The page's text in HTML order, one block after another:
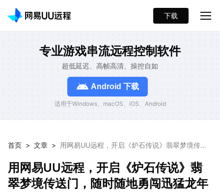
下载
专业游戏串流远程控制软件
超低延迟、高帧高清、操控自如
Android 下载
适用于Windows、macOS、iOS、Android
首页 > 文章 >
用网易UU远程，开启《炉石传说》翡翠梦境传送
用网易UU远程，开启《炉石传说》翡
翠梦境传送门，随时随地勇闯迅猛龙年